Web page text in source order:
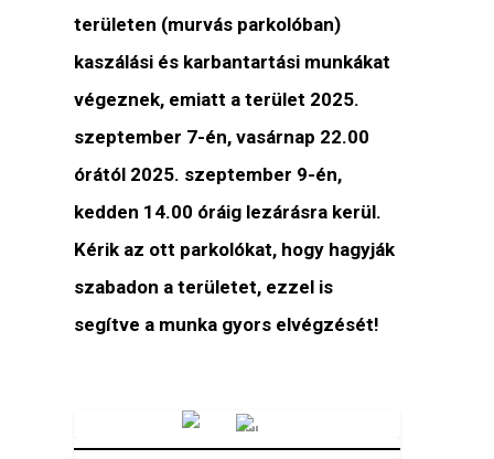
területen (murvás parkolóban)
kaszálási és karbantartási munkákat
végeznek, emiatt a terület 2025.
szeptember 7-én, vasárnap 22.00
órától 2025. szeptember 9-én,
kedden 14.00 óráig lezárásra kerül.
Kérik az ott parkolókat, hogy hagyják
szabadon a területet, ezzel is
segítve a munka gyors elvégzését!